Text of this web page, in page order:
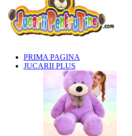
PRIMA PAGINA
JUCARII PLUS